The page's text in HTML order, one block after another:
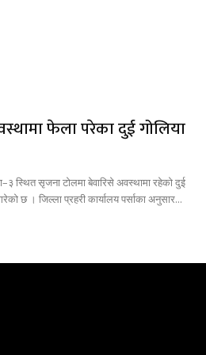
फेला परेका दुई गोलिया
स्थित सृजना टोलमा बेवारिसे अवस्थामा रहेको दुई
छ । जिल्ला प्रहरी कार्यालय पर्साका अनुसार...